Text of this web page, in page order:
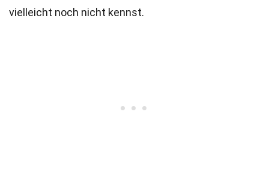
vielleicht noch nicht kennst.